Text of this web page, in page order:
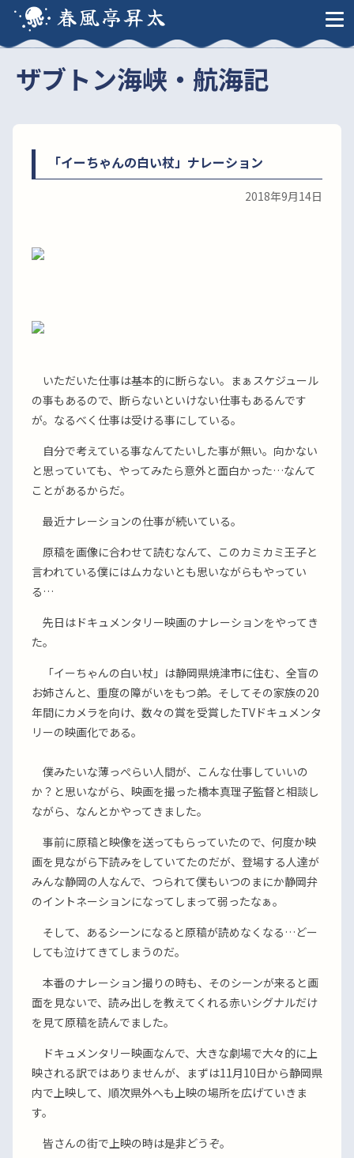
春風亭昇太
ザブトン海峡・航海記
「イーちゃんの白い杖」ナレーション
2018年9月14日
いただいた仕事は基本的に断らない。まぁスケジュール
の事もあるので、断らないといけない仕事もあるんです
が。なるべく仕事は受ける事にしている。
自分で考えている事なんてたいした事が無い。向かない
と思っていても、やってみたら意外と面白かった…なんて
ことがあるからだ。
最近ナレーションの仕事が続いている。
原稿を画像に合わせて読むなんて、このカミカミ王子と
言われている僕にはムカないとも思いながらもやってい
る…
先日はドキュメンタリー映画のナレーションをやってき
た。
「イーちゃんの白い杖」は静岡県焼津市に住む、全盲の
お姉さんと、重度の障がいをもつ弟。そしてその家族の20
年間にカメラを向け、数々の賞を受賞したTVドキュメンタ
リーの映画化である。
僕みたいな薄っぺらい人間が、こんな仕事していいの
か？と思いながら、映画を撮った橋本真理子監督と相談し
ながら、なんとかやってきました。
事前に原稿と映像を送ってもらっていたので、何度か映
画を見ながら下読みをしていてたのだが、登場する人達が
みんな静岡の人なんで、つられて僕もいつのまにか静岡弁
のイントネーションになってしまって弱ったなぁ。
そして、あるシーンになると原稿が読めなくなる…どー
しても泣けてきてしまうのだ。
本番のナレーション撮りの時も、そのシーンが来ると画
面を見ないで、読み出しを教えてくれる赤いシグナルだけ
を見て原稿を読んでました。
ドキュメンタリー映画なんで、大きな劇場で大々的に上
映される訳ではありませんが、まずは11月10日から静岡県
内で上映して、順次県外へも上映の場所を広げていきま
す。
皆さんの街で上映の時は是非どうぞ。